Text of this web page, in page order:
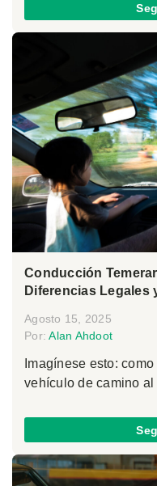
Conducción
Diferencias Legales
Agosto 15, 2025
Por:Alan Ahdoot
Imagínese esto:
vehículo de camino